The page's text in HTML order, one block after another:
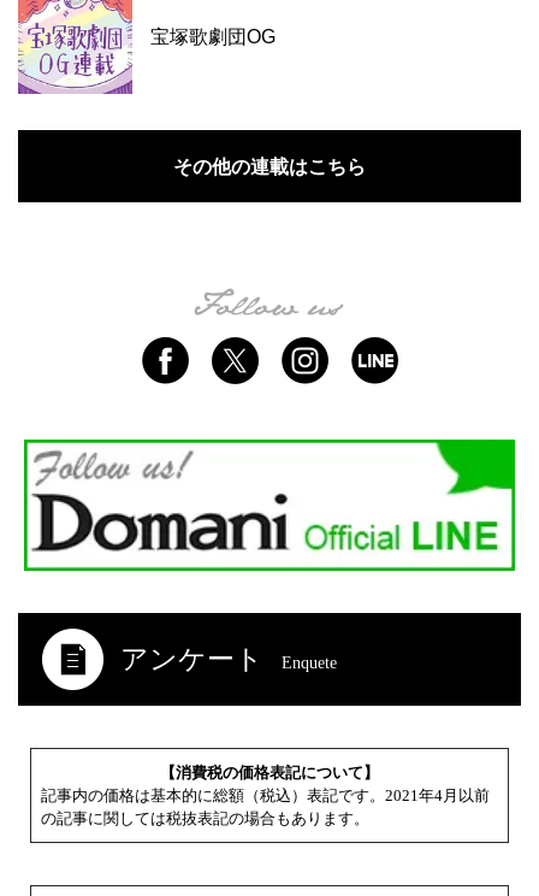
宝塚歌劇団OG
その他の連載はこちら
アンケート Enquete
【消費税の価格表記について】
記事内の価格は基本的に総額（税込）表記です。2021年4月以前
の記事に関しては税抜表記の場合もあります。